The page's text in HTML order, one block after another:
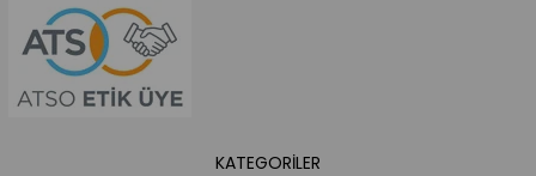
KATEGORİLER